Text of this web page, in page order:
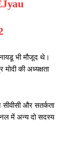
भी मौजूद थे।
की अध्यक्षता
और सतर्कता
में अन्य दो सदस्य